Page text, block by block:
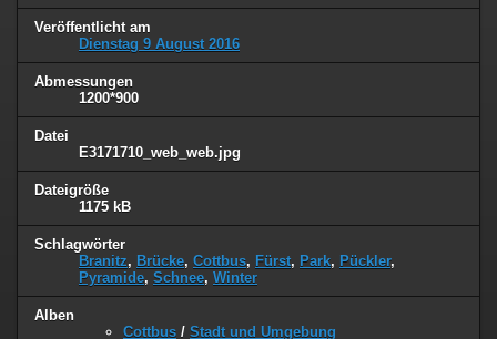
Veröffentlicht am
Dienstag 9 August 2016
Abmessungen
1200*900
Datei
E3171710_web_web.jpg
Dateigröße
1175 kB
Schlagwörter
Branitz, Brücke, Cottbus, Fürst, Park, Pückler,
Pyramide, Schnee, Winter
Alben
Cottbus / Stadt und Umgebung